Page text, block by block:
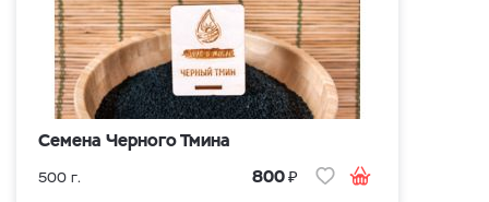
Cемена Черного Тмина
500 г. 800₽